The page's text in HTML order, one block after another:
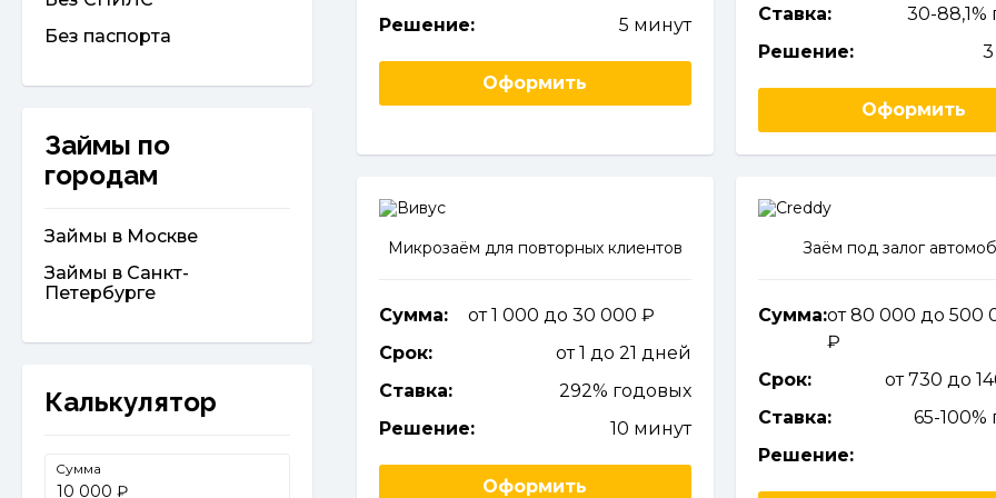
Без паспорта
Займы по
городам
Займы в Москве
Займы в Санкт-
Петербурге
Калькулятор
Сумма
₽
Решение: 5 минут
Оформить
Ставка:
30-88,1%
Решение:
Оформить
Микрозаём для повторных клиентов
Сумма:
от 1 000 до 30 000
Срок:
от 1 до 21 дней
Ставка:
292% годовых
Решение:
10 минут
Оформить
Заём под залог
Сумма:от 80 000 до 500
Срок:
от 730 до
Ставка:
65-100%
Решение: